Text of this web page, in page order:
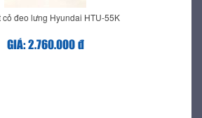
cỏ đeo lưng Hyundai HTU-55K
GIÁ: 2.760.000 đ